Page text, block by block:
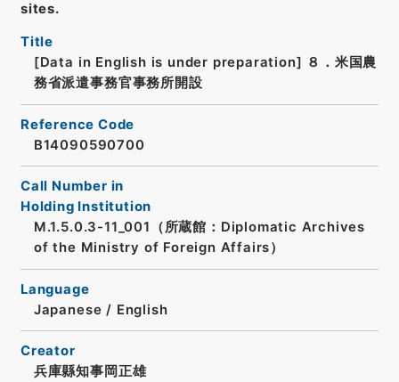
sites.
Title
[Data in English is under preparation]
８．米国農
務省派遣事務官事務所開設
Reference Code
B14090590700
Call Number in
Holding Institution
M.1.5.0.3-11_001（所蔵館：Diplomatic Archives
of the Ministry of Foreign Affairs）
Language
Japanese / English
Creator
兵庫縣知事岡正雄